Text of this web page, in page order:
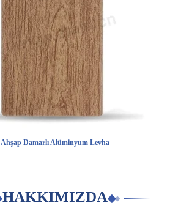
Ahşap Damarlı Alüminyum Levha
HAKKIMIZDA